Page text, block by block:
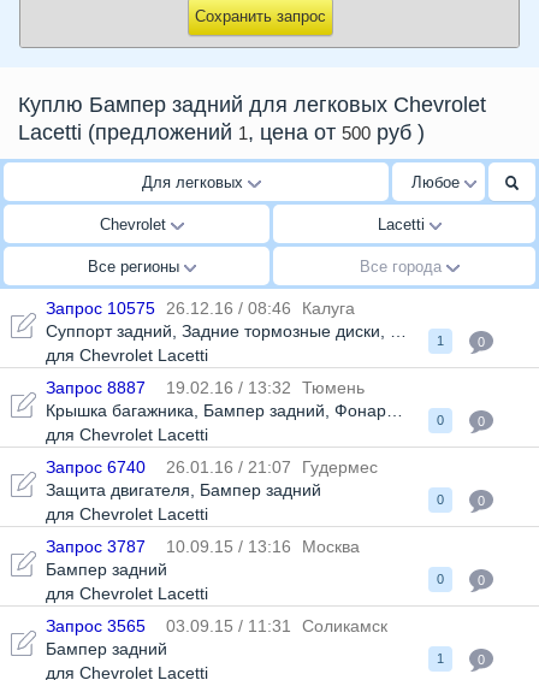
Сохранить запрос
Куплю Бампер задний для легковых Chevrolet
Lacetti (предложений 1, цена от 500 руб )
Для легковых Любое
Chevrolet Lacetti
Все регионы Все города
Запрос 10575 26.12.16 / 08:46
Калуга
Суппорт задний Задние тормозные диски
Бампер задний
для Chevrolet Lacetti
1 0
Запрос 8887 19.02.16 / 13:32
Тюмень
Крышка багажника
Бампер задний Фонари задние
для Chevrolet Lacetti
0 0
Запрос 6740 26.01.16 / 21:07
Гудермес
Защита двигателя
Бампер задний
для Chevrolet Lacetti
0 0
Запрос 3787 10.09.15 / 13:16
Москва
Бампер задний
для Chevrolet Lacetti
0 0
Запрос 3565 03.09.15 / 11:31
Соликамск
Бампер задний
для Chevrolet Lacetti
1 0